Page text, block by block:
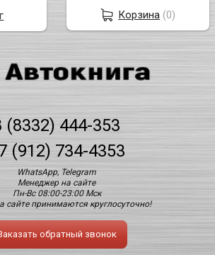
(8332) 444-353
(912) 734-4353
WhatsApp, Telegram
Менеджер на сайте
Пн-Вс 08:00-23:00 Мск
сайте принимаются круглосуточно!
обратный звонок
Корзина (0)